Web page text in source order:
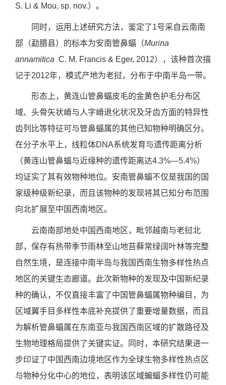
S. Li & Mou, sp. nov.）。
同时，运用上述研究方法，鉴定了1号采自云南南
部（勐腊县）的标本为安南管鼻蝠（Murina
annamitica C. M. Francis & Eger, 2012），该种首次描
记于2012年，模式产地为老挝，分布于中南半岛一带。
形态上，黄连山管鼻蝠皮毛的金黄色护毛分布区
域、头骨矢状嵴与人字嵴退化状况及牙齿方面的特异性
齿列比等特征可与管鼻蝠属的其他已知物种明确区分。
在分子水平上，线粒体DNA系统发育与遗传距离分析
（黄连山管鼻蝠与近缘种的遗传距离达4.3%—5.4%）
均证实了其有效物种地位。安南管鼻蝠不仅是我国的国
家级种级新纪录，而且该物种的发现将其已知分布范围
向北扩展至中国西南地区。
云南南部地处中国西南地区，毗邻越南与老挝北
部，保存有热带季节雨林至山地苔藓常绿阔叶林等完整
自然生境，是连接中南半岛与我国西南生物多样性热点
地区的关键生态廊道。此次新物种的发现及中国新纪录
种的确认，不仅直接丰富了中国管鼻蝠属物种编目，为
区域翼手目多样性本底补充提供了重要增量数据，而且
为解析管鼻蝠属在东南亚与我国西南区域的扩散路径及
生物地理格局提供了关键实证。同时，本研究结果进一
步印证了中国西南边境地区作为全球生物多样性热点区
与物种分化中心的地位，表明该区域蝙蝠多样性仍可能